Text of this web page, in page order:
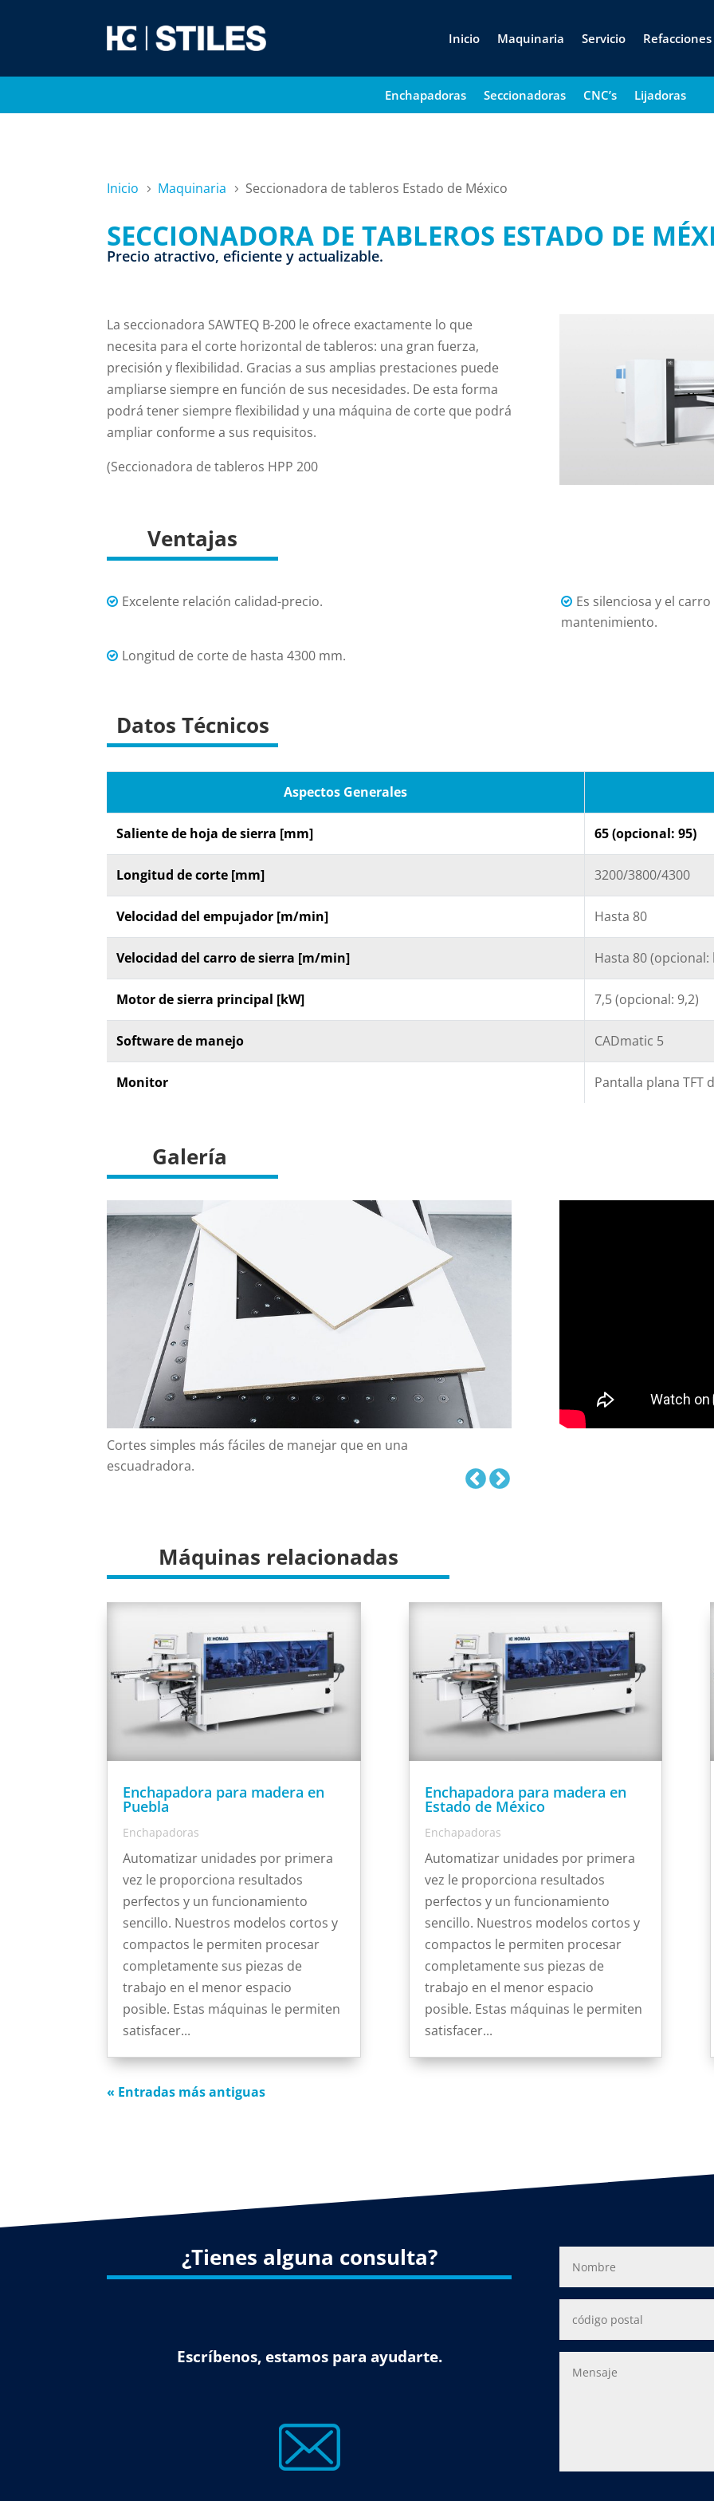
Inicio Maquinaria Servicio Refacciones
Enchapadoras Seccionadoras CNC’s Lijadoras
Inicio 5 Maquinaria 5 Seccionadora de tableros Estado de México
SECCIONADORA DE TABLEROS ESTADO DE
Precio atractivo, eficiente y actualizable.
La seccionadora SAWTEQ B-200 le ofrece exactamente lo que
necesita para el corte horizontal de tableros: una gran fuerza,
precisión y flexibilidad. Gracias a sus amplias prestaciones puede
ampliarse siempre en función de sus necesidades. De esta forma
podrá tener siempre flexibilidad y una máquina de corte que podrá
ampliar conforme a sus requisitos.
(Seccionadora de tableros HPP 200
Ventajas
Excelente relación calidad-precio.
Es silenciosa y el
mantenimiento.
Longitud de corte de hasta 4300 mm.
Datos Técnicos
Aspectos Generales
Saliente de hoja de sierra [mm] 65 (opcional: 95)
Longitud de corte [mm] 3200/3800/4300
Velocidad del empujador [m/min] Hasta 80
Velocidad del carro de sierra [m/min] Hasta 80 (opcional:
Motor de sierra principal [kW] 7,5 (opcional: 9,2)
Software de manejo CADmatic 5
Monitor Pantalla plana TFT
Galería
Cortes simples más fáciles de manejar que en una
escuadradora.
Máquinas relacionadas
Enchapadora para madera en
Puebla
Enchapadoras
Automatizar unidades por primera
vez le proporciona resultados
perfectos y un funcionamiento
sencillo. Nuestros modelos cortos y
compactos le permiten procesar
completamente sus piezas de
trabajo en el menor espacio
posible. Estas máquinas le permiten
satisfacer...
Enchapadora para madera en
Estado de México
Enchapadoras
Automatizar unidades por primera
vez le proporciona resultados
perfectos y un funcionamiento
sencillo. Nuestros modelos cortos y
compactos le permiten procesar
completamente sus piezas de
trabajo en el menor espacio
posible. Estas máquinas le permiten
satisfacer...
« Entradas más antiguas
¿Tienes alguna consulta?
Escríbenos, estamos para ayudarte.